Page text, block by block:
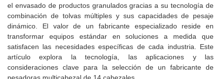
el envasado de productos granulados gracias a su tecnología de
combinación de tolvas múltiples y sus capacidades de pesaje
dinámico. El valor de un fabricante especializado reside en
transformar equipos estándar en soluciones a medida que
satisfacen las necesidades específicas de cada industria. Este
artículo explora la tecnología, las aplicaciones y las
consideraciones clave para la selección de un fabricante de